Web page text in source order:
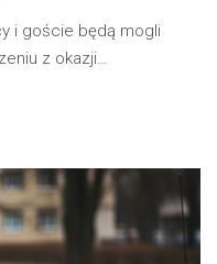
i goście będą mogli
z okazji…